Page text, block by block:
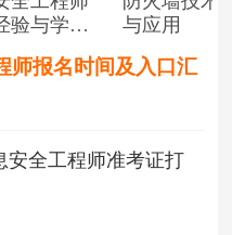
验与学习
与应用
师报名时间及入口汇
安全工程师准考证打